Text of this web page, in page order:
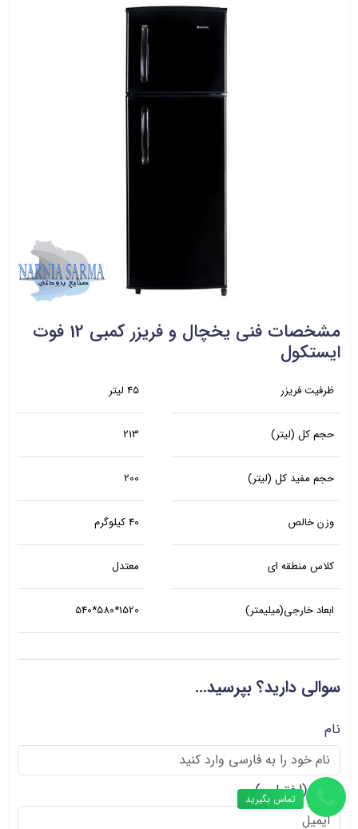
مشخصات فنی یخچال و فریزر کمبی 12 فوت
ایستکول
ظرفیت فریزر 45 لیتر
حجم کل (لیتر) 213
حجم مفید کل (لیتر) 200
وزن خالص 40 کیلوگرم
کلاس منطقه ای معتدل
ابعاد خارجی(میلیمتر) 1520*580*540
سوالی دارید؟ بپرسید...
نام
ایمیل(اختیاری)
تماس بگیرید